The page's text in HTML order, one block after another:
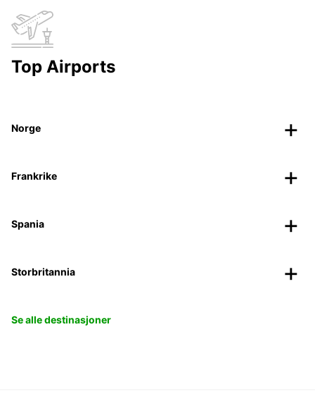
Top Airports
Norge
Frankrike
Spania
Storbritannia
Se alle destinasjoner